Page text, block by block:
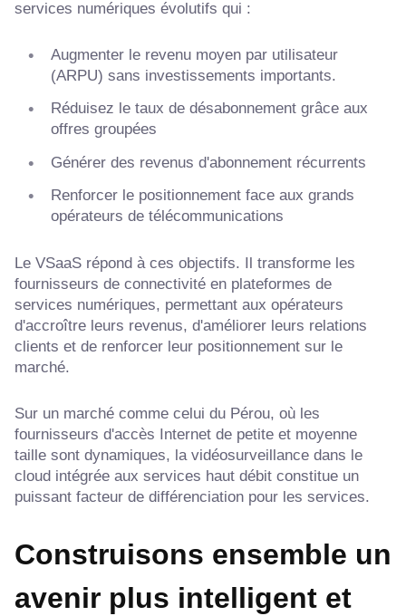
services numériques évolutifs qui :
Augmenter le revenu moyen par utilisateur
(ARPU) sans investissements importants.
Réduisez le taux de désabonnement grâce aux
offres groupées
Générer des revenus d'abonnement récurrents
Renforcer le positionnement face aux grands
opérateurs de télécommunications
Le VSaaS répond à ces objectifs. Il transforme les
fournisseurs de connectivité en plateformes de
services numériques, permettant aux opérateurs
d'accroître leurs revenus, d'améliorer leurs relations
clients et de renforcer leur positionnement sur le
marché.
Sur un marché comme celui du Pérou, où les
fournisseurs d'accès Internet de petite et moyenne
taille sont dynamiques, la vidéosurveillance dans le
cloud intégrée aux services haut débit constitue un
puissant facteur de différenciation pour les services.
Construisons ensemble un
avenir plus intelligent et